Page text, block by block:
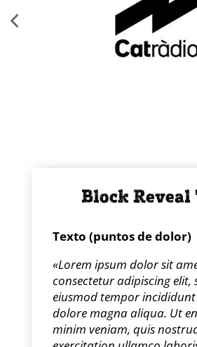
Block Reveal
Texto (puntos de dolor)
«Lorem ipsum dolor sit
consectetur adipiscing elit,
eiusmod tempor
dolore magna aliqua. Ut
minim veniam, quis